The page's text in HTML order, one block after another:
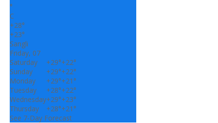
°
C
+28°
+23°
Sangli
Friday, 07
Saturday
+29°+22°
Sunday
+29°+22°
Monday
+29°+21°
Tuesday
+28°+22°
Wednesday+29°+23°
Thursday
+28°+21°
See 7-Day Forecast